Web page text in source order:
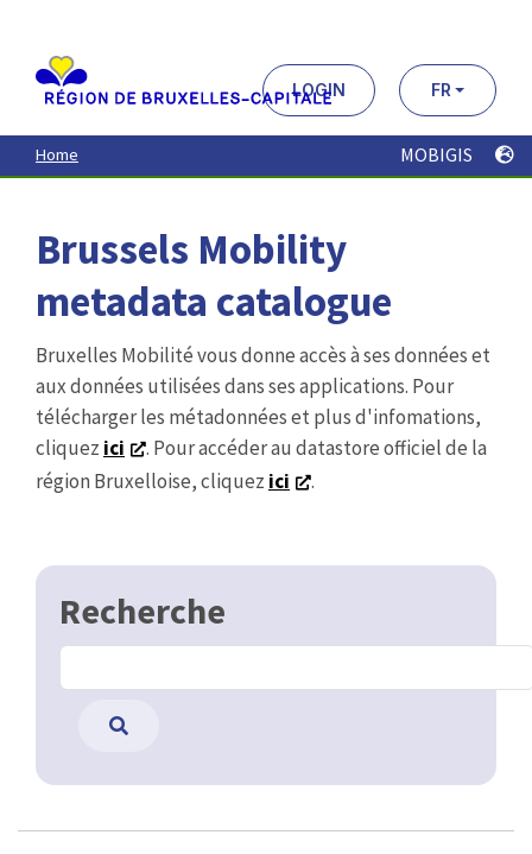
contenu
principal
LOGIN FR
Home MOBIGIS
Brussels Mobility
metadata catalogue
Bruxelles Mobilité vous donne accès à ses données et
aux données utilisées dans ses applications. Pour
télécharger les métadonnées et plus d'infomations,
cliquez ici
. Pour accéder au datastore officiel de la
région Bruxelloise, cliquez ici .
Recherche